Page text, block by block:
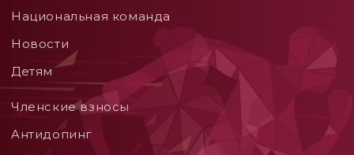
Национальная команда
Новости
Детям
Членские взносы
Aнтидопинг